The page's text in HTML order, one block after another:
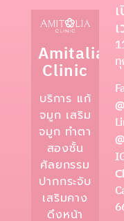
Amitalia
Clinic
บริการ แก้
จมูก เสริม
จมูก ทำตา
สองชั้น
ศัลยกรรม
ปากกระจับ
เสริมคาง
ดึงหน้า